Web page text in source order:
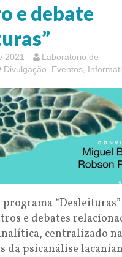
e debate
2021
Laboratório de
Divulgação Eventos
“Desleituras”
e debates
centralizado
da psicanálise